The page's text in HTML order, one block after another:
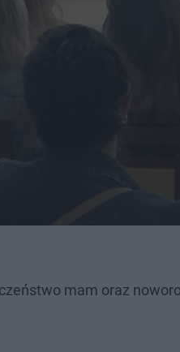
mam oraz